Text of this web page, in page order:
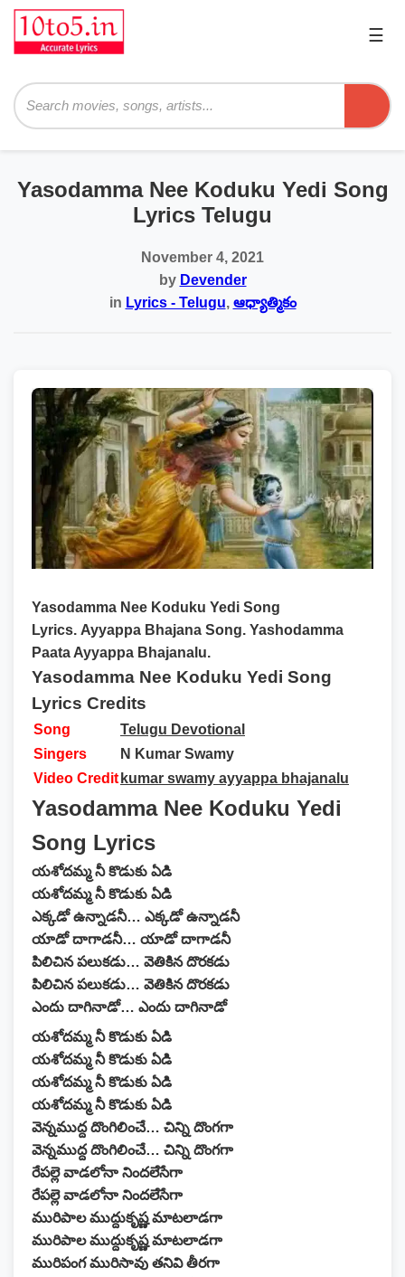
☰
Yasodamma Nee Koduku Yedi Song
Lyrics Telugu
November 4, 2021
by Devender
in Lyrics - Telugu, ఆధ్యాత్మికం
Yasodamma Nee Koduku Yedi Song
Lyrics. Ayyappa Bhajana Song. Yashodamma
Paata Ayyappa Bhajanalu.
Yasodamma Nee Koduku Yedi Song
Lyrics Credits
Song
Telugu Devotional
Singers
N Kumar Swamy
Video Credit kumar swamy ayyappa bhajanalu
Yasodamma Nee Koduku Yedi
Song Lyrics
యశోదమ్మ నీ కొడుకు ఏడి
యశోదమ్మ నీ కొడుకు ఏడి
ఎక్కడో ఉన్నాడనీ… ఎక్కడో ఉన్నాడనీ
యాడో దాగాడనీ… యాడో దాగాడనీ
పిలిచిన పలుకడు… వెతికిన దొరకడు
పిలిచిన పలుకడు… వెతికిన దొరకడు
ఎందు దాగినాడో… ఎందు దాగినాడో
యశోదమ్మ నీ కొడుకు ఏడి
యశోదమ్మ నీ కొడుకు ఏడి
యశోదమ్మ నీ కొడుకు ఏడి
యశోదమ్మ నీ కొడుకు ఏడి
వెన్నముద్ద దొంగిలించే… చిన్ని దొంగగా
వెన్నముద్ద దొంగిలించే… చిన్ని దొంగగా
రేపల్లె వాడలోనా నిందలేసేగా
రేపల్లె వాడలోనా నిందలేసేగా
మురిపాల ముద్దుకృష్ణ మాటలాడగా
మురిపాల ముద్దుకృష్ణ మాటలాడగా
మురిపంగ మురిసావు తనివి తీరగా